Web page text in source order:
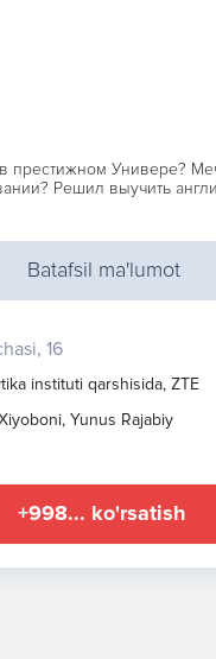
престижном Универе?
Решил выучить
Batafsil ma'lumot
16
instituti qarshisida, ZTE
Yunus Rajabiy
+998... ko'rsatish